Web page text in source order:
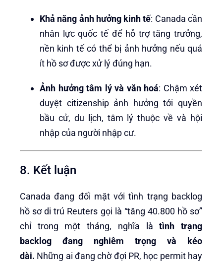
Khả năng ảnh hưởng kinh tế: Canada cần
nhân lực quốc tế để hỗ trợ tăng trưởng,
nền kinh tế có thể bị ảnh hưởng nếu quá
ít hồ sơ được xử lý đúng hạn.
Ảnh hưởng tâm lý và văn hoá: Chậm xét
duyệt citizenship ảnh hưởng tới quyền
bầu cử, du lịch, tâm lý thuộc về và hội
nhập của người nhập cư.
8. Kết luận
Canada đang đối mặt với tình trạng backlog
hồ sơ di trú Reuters gọi là “tăng 40.800 hồ sơ”
chỉ trong một tháng, nghĩa làtình trạng
backlog đang nghiêm trọng và kéo
dài. Những ai đang chờ đợi PR, học permit hay